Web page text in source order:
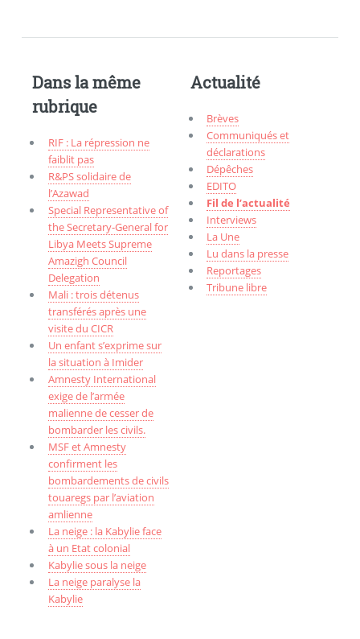
Dans la même
rubrique
RIF : La répression ne
faiblit pas
R&PS solidaire de
l’Azawad
Special Representative of
the Secretary-General for
Libya Meets Supreme
Amazigh Council
Delegation
Mali : trois détenus
transférés après une
visite du CICR
Un enfant s’exprime sur
la situation à Imider
Amnesty International
exige de l’armée
malienne de cesser de
bombarder les civils.
MSF et Amnesty
confirment les
bombardements de civils
touaregs par l’aviation
amlienne
La neige : la Kabylie face
à un Etat colonial
Kabylie sous la neige
La neige paralyse la
Kabylie
Actualité
Brèves
Communiqués et
déclarations
Dépêches
EDITO
Fil de l’actualité
Interviews
La Une
Lu dans la presse
Reportages
Tribune libre